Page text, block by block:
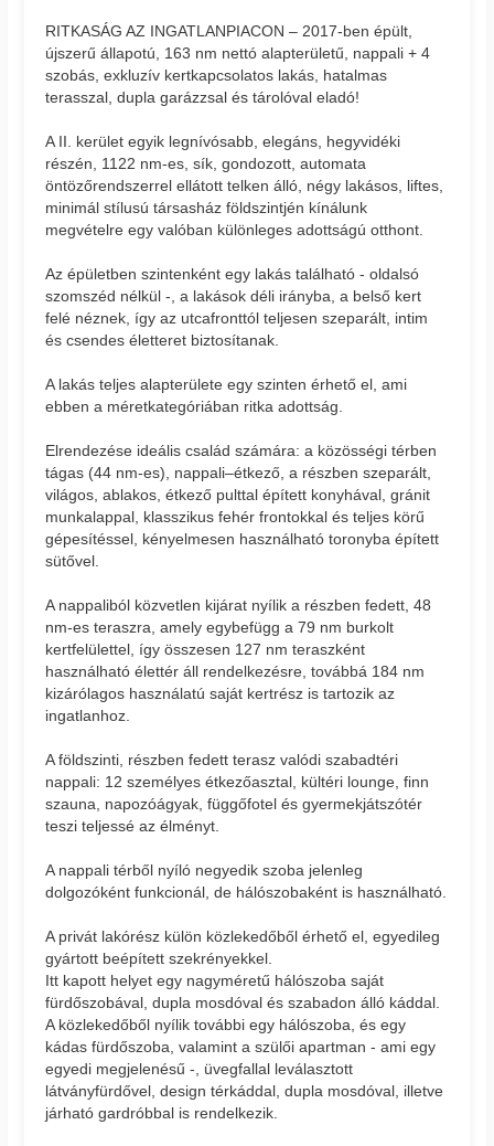
RITKASÁG AZ INGATLANPIACON – 2017-ben épült,
újszerű állapotú, 163 nm nettó alapterületű, nappali + 4
szobás, exkluzív kertkapcsolatos lakás, hatalmas
terasszal, dupla garázzsal és tárolóval eladó!
A II. kerület egyik legnívósabb, elegáns, hegyvidéki
részén, 1122 nm-es, sík, gondozott, automata
öntözőrendszerrel ellátott telken álló, négy lakásos, liftes,
minimál stílusú társasház földszintjén kínálunk
megvételre egy valóban különleges adottságú otthont.
Az épületben szintenként egy lakás található - oldalsó
szomszéd nélkül -, a lakások déli irányba, a belső kert
felé néznek, így az utcafronttól teljesen szeparált, intim
és csendes életteret biztosítanak.
A lakás teljes alapterülete egy szinten érhető el, ami
ebben a méretkategóriában ritka adottság.
Elrendezése ideális család számára: a közösségi térben
tágas (44 nm-es), nappali–étkező, a részben szeparált,
világos, ablakos, étkező pulttal épített konyhával, gránit
munkalappal, klasszikus fehér frontokkal és teljes körű
gépesítéssel, kényelmesen használható toronyba épített
sütővel.
A nappaliból közvetlen kijárat nyílik a részben fedett, 48
nm-es teraszra, amely egybefügg a 79 nm burkolt
kertfelülettel, így összesen 127 nm teraszként
használható élettér áll rendelkezésre, továbbá 184 nm
kizárólagos használatú saját kertrész is tartozik az
ingatlanhoz.
A földszinti, részben fedett terasz valódi szabadtéri
nappali: 12 személyes étkezőasztal, kültéri lounge, finn
szauna, napozóágyak, függőfotel és gyermekjátszótér
teszi teljessé az élményt.
A nappali térből nyíló negyedik szoba jelenleg
dolgozóként funkcionál, de hálószobaként is használható.
A privát lakórész külön közlekedőből érhető el, egyedileg
gyártott beépített szekrényekkel.
Itt kapott helyet egy nagyméretű hálószoba saját
fürdőszobával, dupla mosdóval és szabadon álló káddal.
A közlekedőből nyílik további egy hálószoba, és egy
kádas fürdőszoba, valamint a szülői apartman - ami egy
egyedi megjelenésű -, üvegfallal leválasztott
látványfürdővel, design térkáddal, dupla mosdóval, illetve
járható gardróbbal is rendelkezik.